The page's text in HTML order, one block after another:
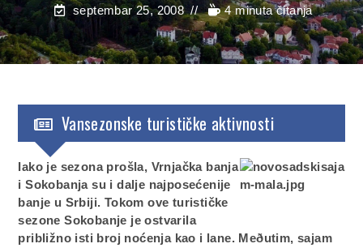
septembar 25, 2008
4 minuta čitanja
Vansezonske turističke aktivnosti
Iako je sezona prošla, Vrnjačka banja
i Sokobanja su i dalje najposećenije
banje u Srbiji. Tokom ove turističke
sezone Sokobanje je ostvarila
približno isti broj noćenja kao i lane. Meðutim, sajam